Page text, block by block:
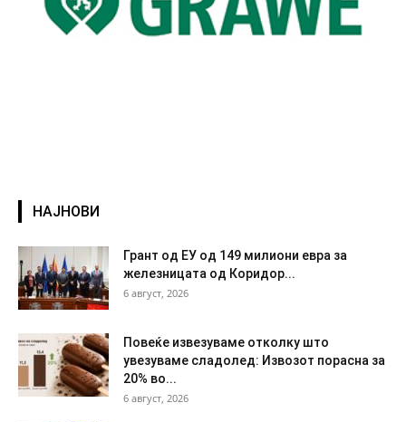
НАЈНОВИ
Грант од ЕУ од 149 милиони евра за
железницата од Коридор...
6 август, 2026
Повеќе извезуваме отколку што
увезуваме сладолед: Извозот порасна за
20% во...
6 август, 2026